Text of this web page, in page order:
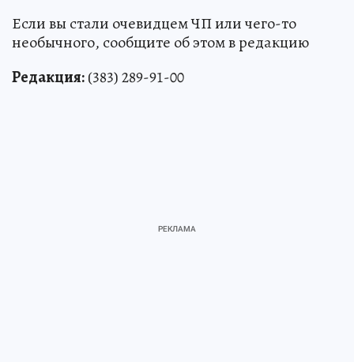
Если вы стали очевидцем ЧП или чего-то
необычного, сообщите об этом в редакцию
Редакция:(383) 289-91-00